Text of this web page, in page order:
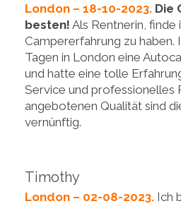
London – 18-10-2023. Die
besten! Als Rentnerin, finde
Campererfahrung zu haben.
Tagen in London eine
und hatte eine tolle
Service und professionelles
angebotenen Qualität sind
vernünftig.
Timothy
London – 02-08-2023. Ich